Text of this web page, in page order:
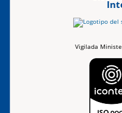
Vigilada